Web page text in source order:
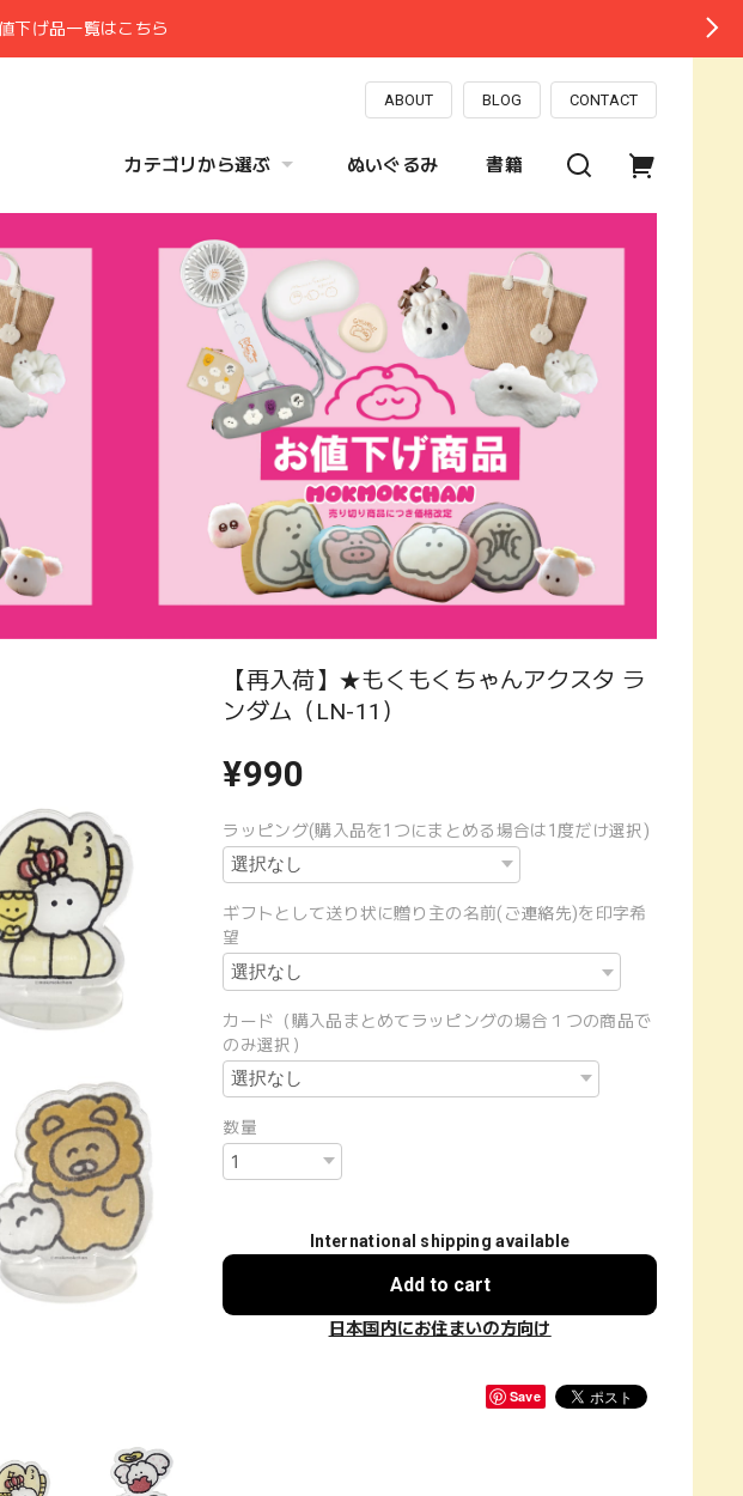
下げ品一覧はこちら
ABOUT BLOG CONTACT
カテゴリから選ぶ ぬいぐるみ 書籍
【再入荷】★もくもくちゃんアクスタ ラ
ンダム（LN-11）
¥990
ラッピング(購入品を1つにまとめる場合は1度だけ選択)
ギフトとして送り状に贈り主の名前(ご連絡先)を印字希
望
カード（購入品まとめてラッピングの場合１つの商品で
のみ選択）
数量
International shipping available
Add to cart
日本国内にお住まいの方向け
Save